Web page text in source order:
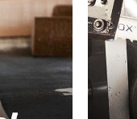
10. -cut